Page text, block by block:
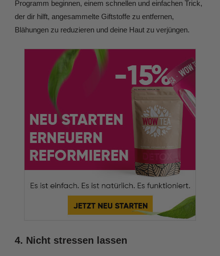
Programm beginnen, einem schnellen und einfachen Trick,
der dir hilft, angesammelte Giftstoffe zu entfernen,
Blähungen zu reduzieren und deine Haut zu verjüngen.
4. Nicht stressen lassen